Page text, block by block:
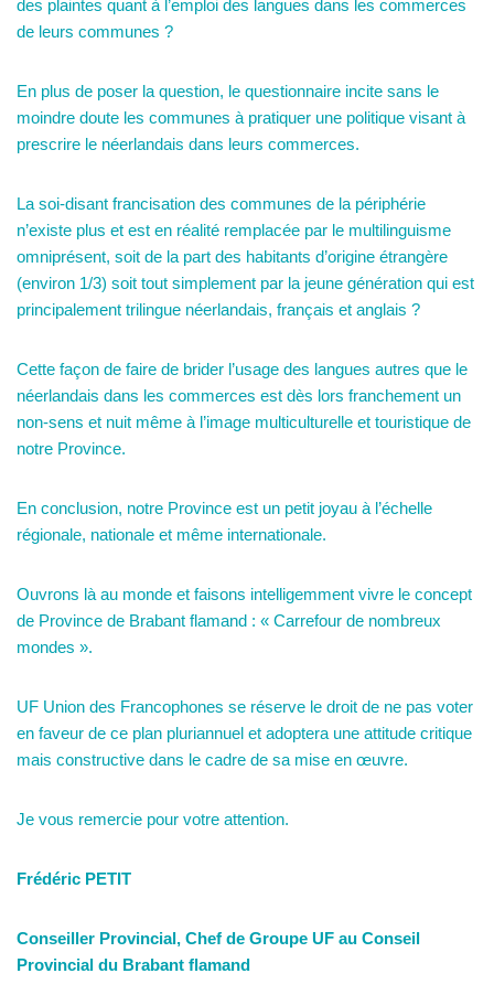
des plaintes quant à l’emploi des langues dans les commerces
de leurs communes ?
En plus de poser la question, le questionnaire incite sans le
moindre doute les communes à pratiquer une politique visant à
prescrire le néerlandais dans leurs commerces.
La soi-disant francisation des communes de la périphérie
n’existe plus et est en réalité remplacée par le multilinguisme
omniprésent, soit de la part des habitants d’origine étrangère
(environ 1/3) soit tout simplement par la jeune génération qui est
principalement trilingue néerlandais, français et anglais ?
Cette façon de faire de brider l’usage des langues autres que le
néerlandais dans les commerces est dès lors franchement un
non-sens et nuit même à l’image multiculturelle et touristique de
notre Province.
En conclusion, notre Province est un petit joyau à l’échelle
régionale, nationale et même internationale.
Ouvrons là au monde et faisons intelligemment vivre le concept
de Province de Brabant flamand : « Carrefour de nombreux
mondes ».
UF Union des Francophones se réserve le droit de ne pas voter
en faveur de ce plan pluriannuel et adoptera une attitude critique
mais constructive dans le cadre de sa mise en œuvre.
Je vous remercie pour votre attention.
Frédéric PETIT
Conseiller Provincial, Chef de Groupe UF au Conseil
Provincial du Brabant flamand